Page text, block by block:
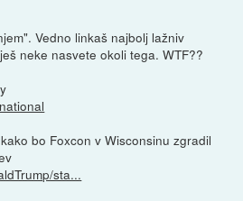
Vedno linkaš najbolj lažniv
neke nasvete okoli tega. WTF??
bo Foxcon v Wisconsinu zgradil
sta...